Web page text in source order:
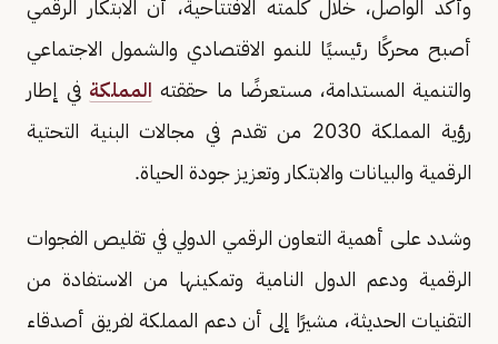
وأكد الواصل، خلال كلمته الافتتاحية، أن الابتكار الرقمي
أصبح محركًا رئيسيًا للنمو الاقتصادي والشمول الاجتماعي
والتنمية المستدامة، مستعرضًا ما حققته المملكة في إطار
رؤية المملكة 2030 من تقدم في مجالات البنية التحتية
الرقمية والبيانات والابتكار وتعزيز جودة الحياة.
وشدد على أهمية التعاون الرقمي الدولي في تقليص الفجوات
الرقمية ودعم الدول النامية وتمكينها من الاستفادة من
التقنيات الحديثة، مشيرًا إلى أن دعم المملكة لفريق أصدقاء